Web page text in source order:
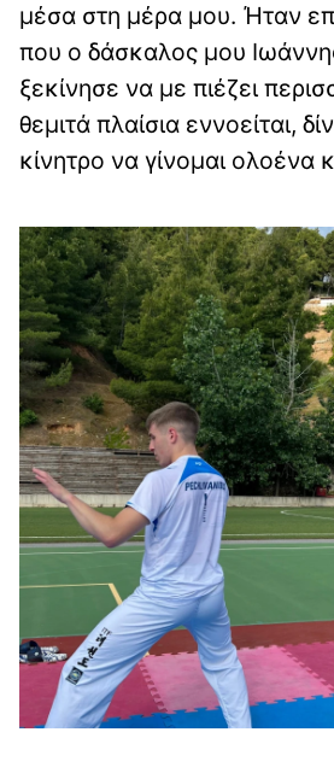
μέσα στη μέρα μου. Ήταν
που ο δάσκαλος μου
ξεκίνησε να με πιέζει
θεμιτά πλαίσια εννοείται,
κίνητρο να γίνομαι ολοένα